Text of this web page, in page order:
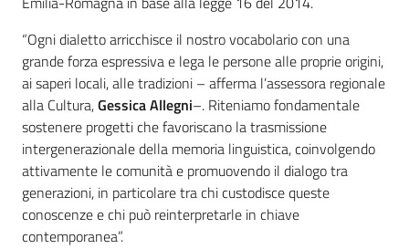
“Ogni dialetto arricchisce il nostro vocabolario con una
grande forza espressiva e lega le persone alle proprie origini,
ai saperi locali, alle tradizioni – afferma l’assessora regionale
alla Cultura,Gessica Allegni–. Riteniamo fondamentale
sostenere progetti che favoriscano la trasmissione
intergenerazionale della memoria linguistica, coinvolgendo
attivamente le comunità e promuovendo il dialogo tra
generazioni, in particolare tra chi custodisce queste
conoscenze e chi può reinterpretarle in chiave
contemporanea”.